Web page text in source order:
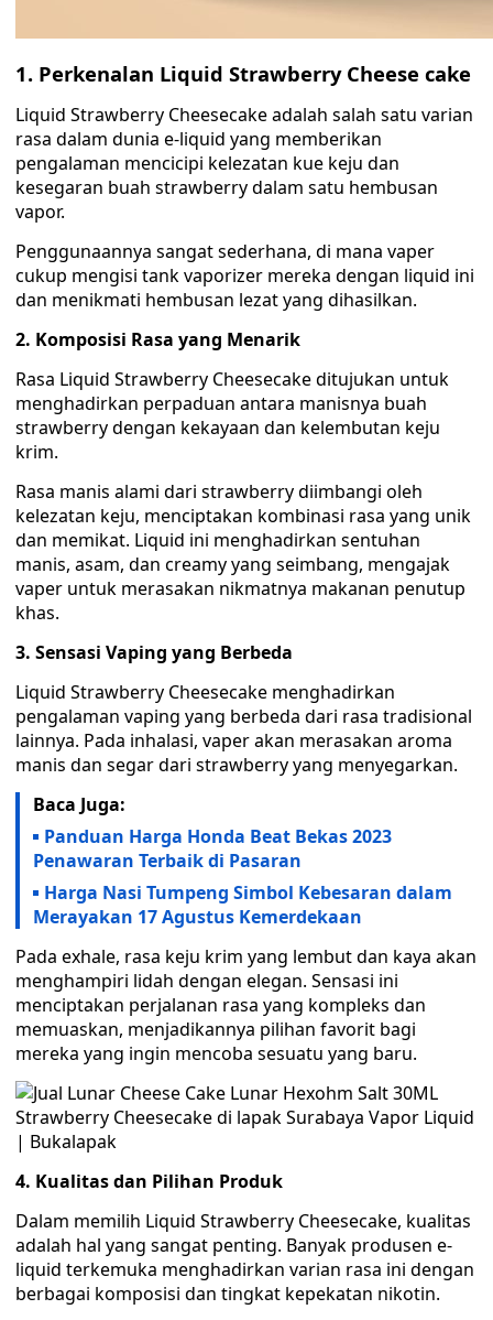
1. Perkenalan Liquid Strawberry Cheese cake
Liquid Strawberry Cheesecake adalah salah satu varian
rasa dalam dunia e-liquid yang memberikan
pengalaman mencicipi kelezatan kue keju dan
kesegaran buah strawberry dalam satu hembusan
vapor.
Penggunaannya sangat sederhana, di mana vaper
cukup mengisi tank vaporizer mereka dengan liquid ini
dan menikmati hembusan lezat yang dihasilkan.
2. Komposisi Rasa yang Menarik
Rasa Liquid Strawberry Cheesecake ditujukan untuk
menghadirkan perpaduan antara manisnya buah
strawberry dengan kekayaan dan kelembutan keju
krim.
Rasa manis alami dari strawberry diimbangi oleh
kelezatan keju, menciptakan kombinasi rasa yang unik
dan memikat. Liquid ini menghadirkan sentuhan
manis, asam, dan creamy yang seimbang, mengajak
vaper untuk merasakan nikmatnya makanan penutup
khas.
3. Sensasi Vaping yang Berbeda
Liquid Strawberry Cheesecake menghadirkan
pengalaman vaping yang berbeda dari rasa tradisional
lainnya. Pada inhalasi, vaper akan merasakan aroma
manis dan segar dari strawberry yang menyegarkan.
Baca Juga:
Panduan Harga Honda Beat Bekas 2023
Penawaran Terbaik di Pasaran
Harga Nasi Tumpeng Simbol Kebesaran dalam
Merayakan 17 Agustus Kemerdekaan
Pada exhale, rasa keju krim yang lembut dan kaya akan
menghampiri lidah dengan elegan. Sensasi ini
menciptakan perjalanan rasa yang kompleks dan
memuaskan, menjadikannya pilihan favorit bagi
mereka yang ingin mencoba sesuatu yang baru.
4. Kualitas dan Pilihan Produk
Dalam memilih Liquid Strawberry Cheesecake, kualitas
adalah hal yang sangat penting. Banyak produsen e-
liquid terkemuka menghadirkan varian rasa ini dengan
berbagai komposisi dan tingkat kepekatan nikotin.